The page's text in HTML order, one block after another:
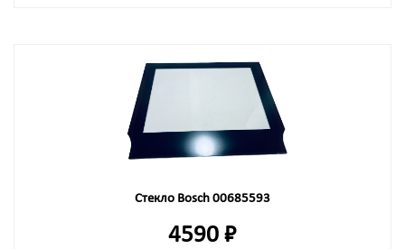
Стекло Bosch 00685593
4590 ₽